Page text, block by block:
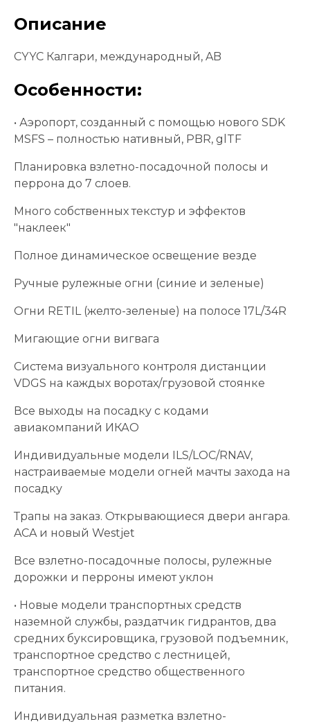
Описание
CYYC Калгари, международный, AB
Особенности:
• Аэропорт, созданный с помощью нового SDK
MSFS – полностью нативный, PBR, glTF
Планировка взлетно-посадочной полосы и
перрона до 7 слоев.
Много собственных текстур и эффектов
"наклеек"
Полное динамическое освещение везде
Ручные рулежные огни (синие и зеленые)
Огни RETIL (желто-зеленые) на полосе 17L/34R
Мигающие огни вигвага
Система визуального контроля дистанции
VDGS на каждых воротах/грузовой стоянке
Все выходы на посадку с кодами
авиакомпаний ИКАО
Индивидуальные модели ILS/LOC/RNAV,
настраиваемые модели огней мачты захода на
посадку
Трапы на заказ. Открывающиеся двери ангара.
ACA и новый Westjet
Все взлетно-посадочные полосы, рулежные
дорожки и перроны имеют уклон
• Новые модели транспортных средств
наземной службы, раздатчик гидрантов, два
средних буксировщика, грузовой подъемник,
транспортное средство с лестницей,
транспортное средство общественного
питания.
Индивидуальная разметка взлетно-